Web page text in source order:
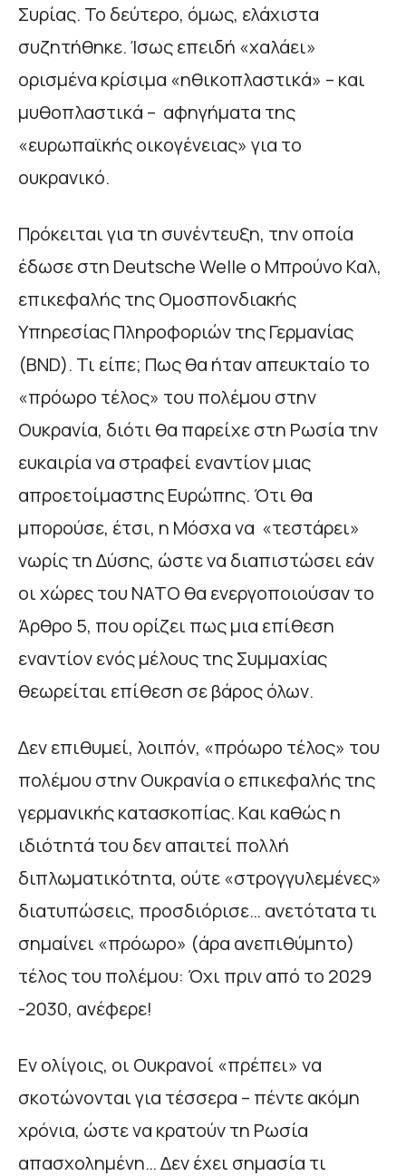
Συρίας. Το δεύτερο, όμως, ελάχιστα
συζητήθηκε. Ίσως επειδή «χαλάει»
ορισμένα κρίσιμα «ηθικοπλαστικά» – και
μυθοπλαστικά – αφηγήματα της
«ευρωπαϊκής οικογένειας» για το
ουκρανικό.
Πρόκειται για τη συνέντευξη, την οποία
έδωσε στη Deutsche Welle ο Μπρούνο Καλ,
επικεφαλής της Ομοσπονδιακής
Υπηρεσίας Πληροφοριών της Γερμανίας
(BND). Τι είπε; Πως θα ήταν απευκταίο το
«πρόωρο τέλος» του πολέμου στην
Ουκρανία, διότι θα παρείχε στη Ρωσία την
ευκαιρία να στραφεί εναντίον μιας
απροετοίμαστης Ευρώπης. Ότι θα
μπορούσε, έτσι, η Μόσχα να «τεστάρει»
νωρίς τη Δύσης, ώστε να διαπιστώσει εάν
οι χώρες του ΝΑΤΟ θα ενεργοποιούσαν το
Άρθρο 5, που ορίζει πως μια επίθεση
εναντίον ενός μέλους της Συμμαχίας
θεωρείται επίθεση σε βάρος όλων.
Δεν επιθυμεί, λοιπόν, «πρόωρο τέλος» του
πολέμου στην Ουκρανία ο επικεφαλής της
γερμανικής κατασκοπίας. Και καθώς η
ιδιότητά του δεν απαιτεί πολλή
διπλωματικότητα, ούτε «στρογγυλεμένες»
διατυπώσεις, προσδιόρισε… ανετότατα τι
σημαίνει «πρόωρο» (άρα ανεπιθύμητο)
τέλος του πολέμου: Όχι πριν από το 2029
-2030, ανέφερε!
Εν ολίγοις, οι Ουκρανοί «πρέπει» να
σκοτώνονται για τέσσερα – πέντε ακόμη
χρόνια, ώστε να κρατούν τη Ρωσία
απασχολημένη… Δεν έχει σημασία τι